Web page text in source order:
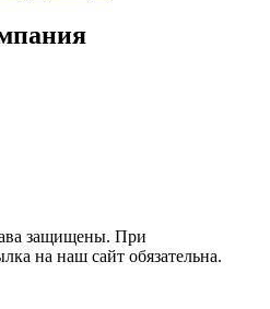
защищены. При
на наш сайт обязательна.